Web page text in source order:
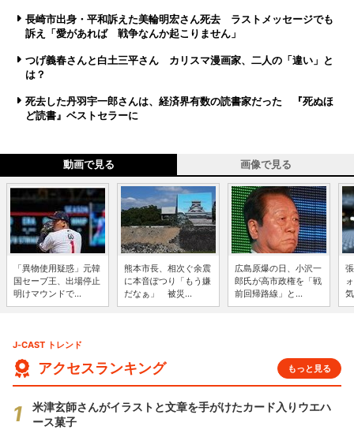
長崎市出身・平和訴えた美輪明宏さん死去 ラストメッセージでも
訴え「愛があれば 戦争なんか起こりません」
つげ義春さんと白土三平さん カリスマ漫画家、二人の「違い」と
は？
死去した丹羽宇一郎さんは、経済界有数の読書家だった 『死ぬほ
ど読書』ベストセラーに
動画で見る 画像で見る
「異物使用疑惑」元韓
国セーブ王、出場停止
明けマウンドで...
熊本市長、相次ぐ余震
に本音ぽつり「もう嫌
だなぁ」 被災...
広島原爆の日、小沢一
郎氏が高市政権を「戦
前回帰路線」と...
J-CAST トレンド
アクセスランキング もっと見る
米津玄師さんがイラストと文章を手がけたカード入りウエハ
ース菓子